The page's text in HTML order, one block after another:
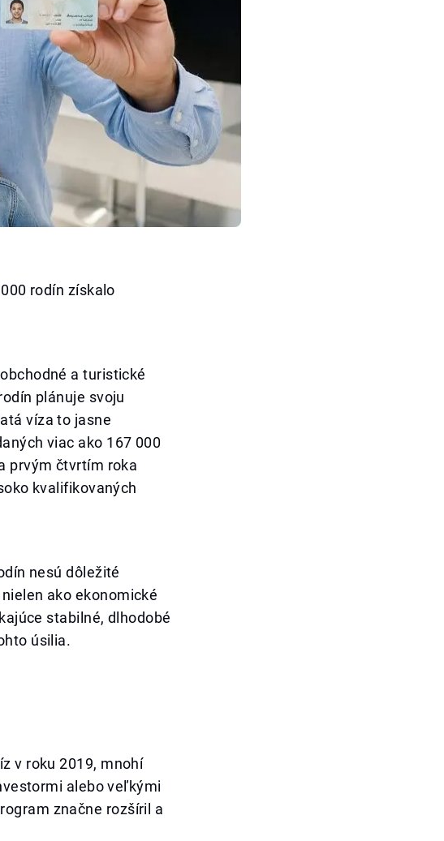
rodín získalo
a turistické
plánuje svoju
víza to jasne
viac ako 167 000
prvým čtvrtím roka
kvalifikovaných
nesú dôležité
ako ekonomické
stabilné, dlhodobé
úsilia.
v roku 2019, mnohí
alebo veľkými
značne rozšíril a